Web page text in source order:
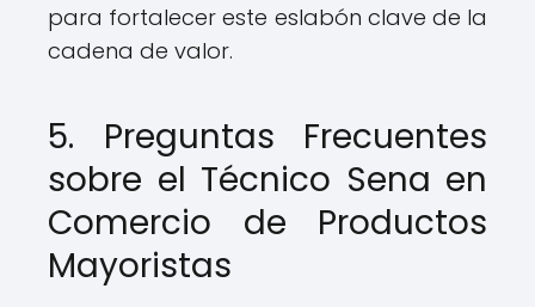
para fortalecer este eslabón clave de la
cadena de valor.
5. Preguntas Frecuentes
sobre el Técnico Sena en
Comercio de Productos
Mayoristas